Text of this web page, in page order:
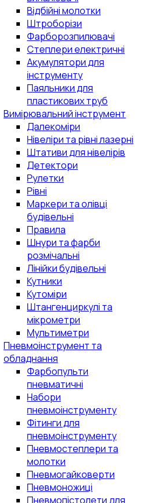
Відбійні молотки
Штроборізи
Фарборозпилювачі
Степлери електричні
Акумулятори для
інструменту
Паяльники для
пластикових труб
Вимірювальний інструмент
Далекоміри
Нівеліри та рівні лазерні
Штативи для нівелірів
Детектори
Рулетки
Рівні
Маркери та олівці
будівельні
Правила
Шнури та фарби
розмічальні
Лінійки будівельні
Кутники
Кутоміри
Штангенциркулі та
мікрометри
Мультиметри
Пневмоінструмент та
обладнання
Фарбопульти
пневматичні
Набори
пневмоінструменту
Фітинги для
пневмоінструменту
Пневмостеплери та
молотки
Пневмогайковерти
Пневмоножиці
Пневмопістолети для